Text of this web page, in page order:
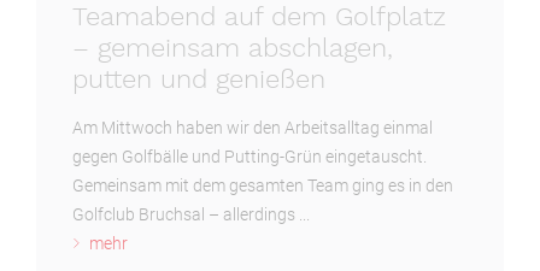
Teamabend auf dem Golfplatz
– gemeinsam abschlagen,
putten und genießen
Am Mittwoch haben wir den Arbeitsalltag einmal
gegen Golfbälle und Putting-Grün eingetauscht.
Gemeinsam mit dem gesamten Team ging es in den
Golfclub Bruchsal – allerdings ...
mehr